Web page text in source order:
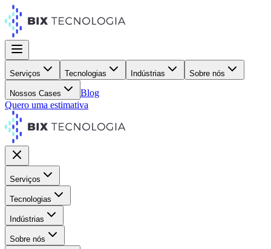
Serviços Tecnologias Indústrias Sobre nós
Nossos Cases
Blog
Quero uma estimativa
Serviços
Tecnologias
Indústrias
Sobre nós